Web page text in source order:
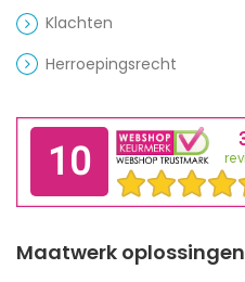
Klachten
Herroepingsrecht
Maatwerk oplossingen